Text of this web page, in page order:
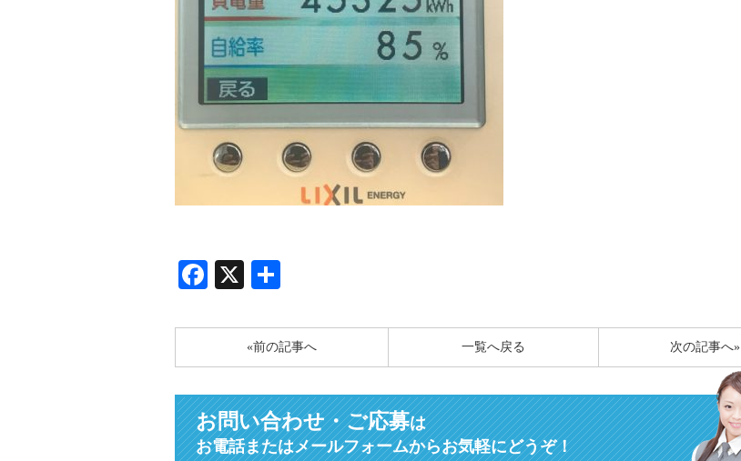
Facebook
X
«前の記事へ 次の記事へ»
一覧へ戻る
お問い合わせ・ご応募は
お電話またはメールフォームからお気軽にどうぞ！